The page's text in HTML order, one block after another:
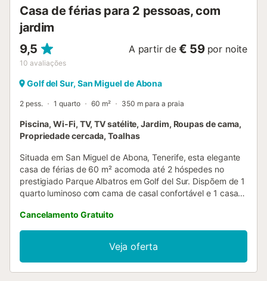
Casa de férias para 2 pessoas, com
jardim
9,5
10 avaliações
A partir de € 59 por noite
Golf del Sur, San Miguel de Abona
2 pess. 1 quarto 60 m² 350 m para a praia
Piscina, Wi-Fi, TV, TV satélite, Jardim, Roupas de cama,
Propriedade cercada, Toalhas
Situada em San Miguel de Abona, Tenerife, esta elegante
casa de férias de 60 m² acomoda até 2 hóspedes no
prestigiado Parque Albatros em Golf del Sur. Dispõem de 1
quarto luminoso com cama de casal confortável e 1 casa
totalmente equipada com placa vitrocerâmica, micro-
ondas, máquina de café e utensílios. As comodidades
incluem Wi-Fi privado adequado para videochamadas, TV,
máquina de lavar roupa, espaço de trabalho, self check-in
e vistas deslumbrantes para montanha e mar. Toalhas de
Cancelamento Gratuito
Veja oferta